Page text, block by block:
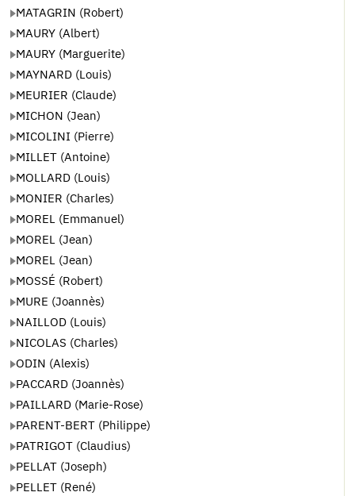
MATAGRIN (Robert)
MAURY (Albert)
MAURY (Marguerite)
MAYNARD (Louis)
MEURIER (Claude)
MICHON (Jean)
MICOLINI (Pierre)
MILLET (Antoine)
MOLLARD (Louis)
MONIER (Charles)
MOREL (Emmanuel)
MOREL (Jean)
MOREL (Jean)
MOSSÉ (Robert)
MURE (Joannès)
NAILLOD (Louis)
NICOLAS (Charles)
ODIN (Alexis)
PACCARD (Joannès)
PAILLARD (Marie-Rose)
PARENT-BERT (Philippe)
PATRIGOT (Claudius)
PELLAT (Joseph)
PELLET (René)